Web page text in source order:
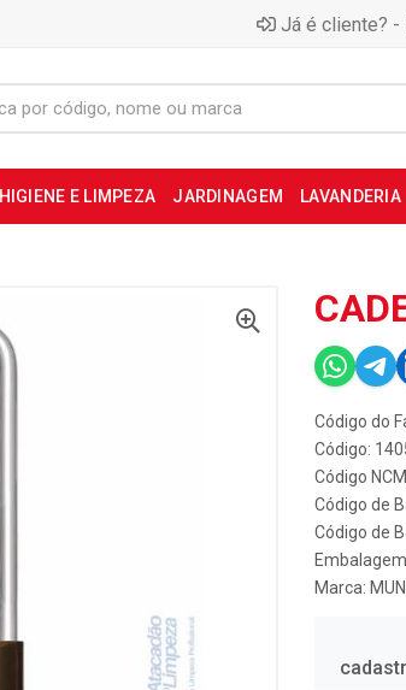
Já é cliente? -
HIGIENE E LIMPEZA JARDINAGEM LAVANDERIA
Código do
Código:
Código
Código de
Código de
Marca: